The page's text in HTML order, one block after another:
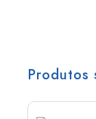
Produtos